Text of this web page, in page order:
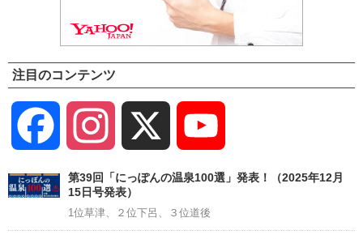
注目のコンテンツ
Facebook Instagram
Channel
第39回「にっぽんの温泉100選」発表！（2025年12月
15日号発表）
1位草津、２位下呂、３位道後